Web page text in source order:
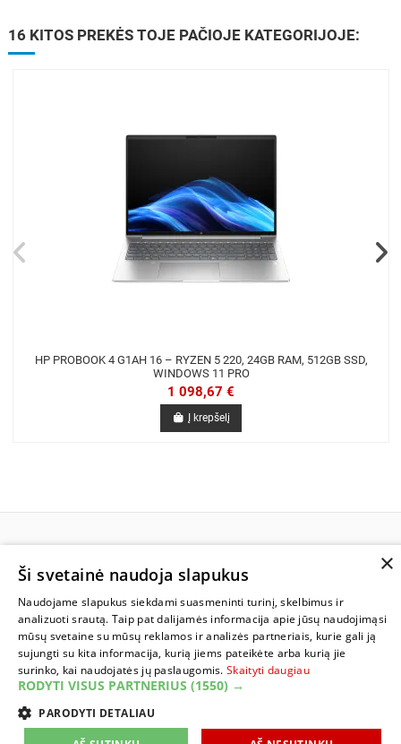
16 KITOS PREKĖS TOJE PAČIOJE KATEGORIJOJE:
HP PROBOOK 4 G1AH 16 – RYZEN 5 220, 24GB RAM, 512GB SSD,
WINDOWS 11 PRO
1 098,67 €
Į krepšelį
INFORMACIJA
SUSISIEKITE
×
Ši svetainė naudoja slapukus
Naudojame slapukus siekdami suasmeninti turinį, skelbimus ir
analizuoti srautą. Taip pat dalijamės informacija apie jūsų naudojimąsi
mūsų svetaine su mūsų reklamos ir analizės partneriais, kurie gali ją
sujungti su kita informacija, kurią jiems pateikėte arba kurią jie
surinko, kai naudojatės jų paslaugomis.Skaityti daugiau
RODYTI VISUS PARTNERIUS (1550) →
PARODYTI DETALIAU